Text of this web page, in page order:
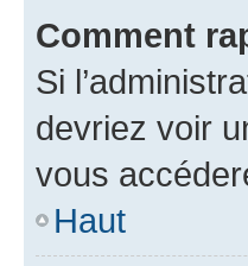
Comment
Si
devriez voir
vous
Haut